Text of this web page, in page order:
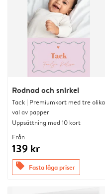
Rodnad och snirkel
Tack | Premiumkort med tre olika
val av papper
Uppsättning med 10 kort
Från
139 kr
offers Fasta låga priser